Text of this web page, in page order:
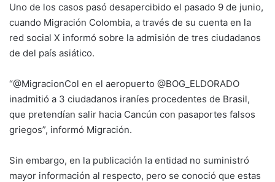
Uno de los casos pasó desapercibido el pasado 9 de junio,
cuando Migración Colombia, a través de su cuenta en la
red social X informó sobre la admisión de tres ciudadanos
de del país asiático.
“@MigracionCol en el aeropuerto @BOG_ELDORADO
inadmitió a 3 ciudadanos iraníes procedentes de Brasil,
que pretendían salir hacia Cancún con pasaportes falsos
griegos”, informó Migración.
Sin embargo, en la publicación la entidad no suministró
mayor información al respecto, pero se conoció que estas